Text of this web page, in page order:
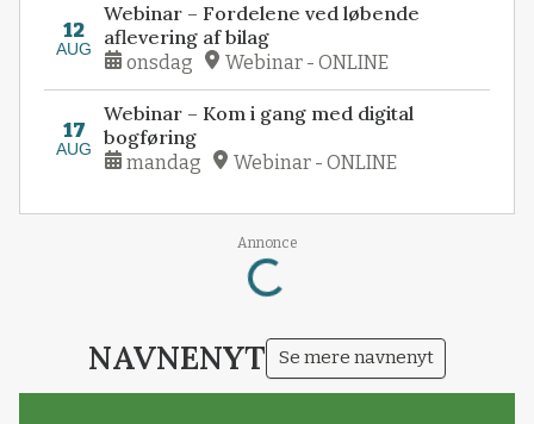
12
AUG
Webinar – Fordelene ved løbende
aflevering af bilag
onsdag Webinar - ONLINE
17
AUG
Webinar – Kom i gang med digital
bogføring
mandag Webinar - ONLINE
Annonce
Loading...
NAVNENYT Se mere navnenyt